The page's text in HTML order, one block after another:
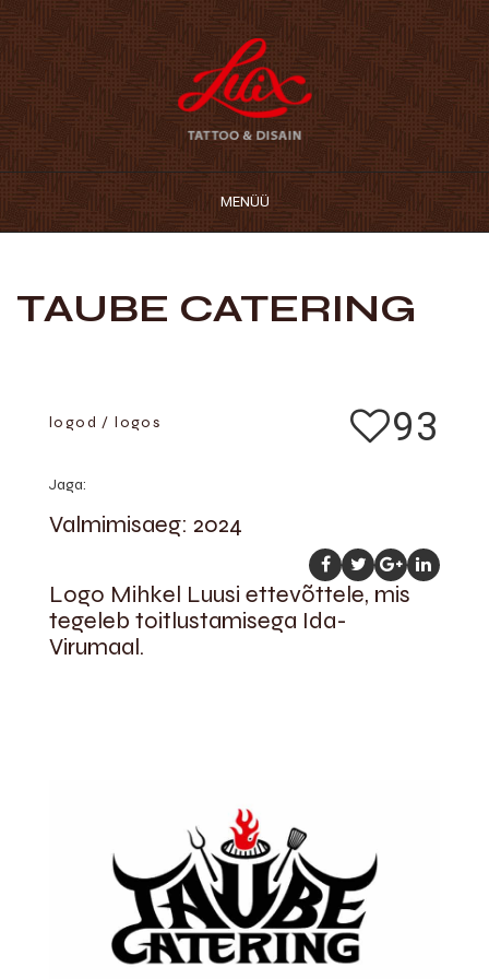
MENÜÜ
TAUBE CATERING
logod / logos 93
Jaga:
Valmimisaeg: 2024
Logo Mihkel Luusi ettevõttele, mis
tegeleb toitlustamisega Ida-
Virumaal.